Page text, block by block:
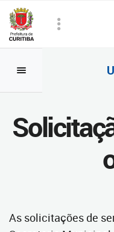
As solicitações de